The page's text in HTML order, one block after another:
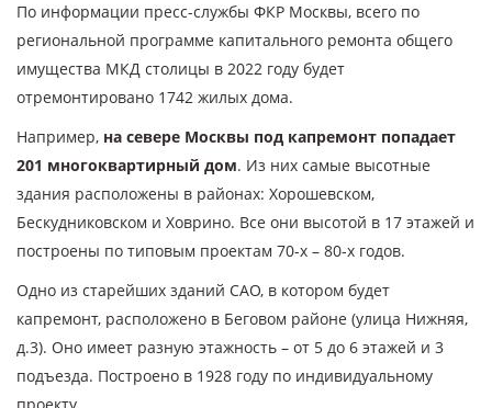
По информации пресс-службы ФКР Москвы, всего по
региональной программе капитального ремонта общего
имущества МКД столицы в 2022 году будет
отремонтировано 1742 жилых дома.
Например, на севере Москвы под капремонт попадает
201 многоквартирный дом. Из них самые высотные
здания расположены в районах: Хорошевском,
Бескудниковском и Ховрино. Все они высотой в 17 этажей и
построены по типовым проектам 70-х – 80-х годов.
Одно из старейших зданий САО, в котором будет
капремонт, расположено в Беговом районе (улица Нижняя,
д.3). Оно имеет разную этажность – от 5 до 6 этажей и 3
подъезда. Построено в 1928 году по индивидуальному